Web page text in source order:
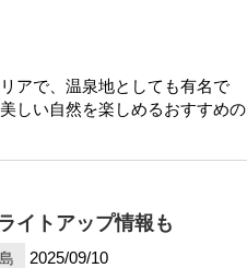
アで、温泉地としても有名で
しい自然を楽しめるおすすめの
イトアップ情報も
2025/09/10